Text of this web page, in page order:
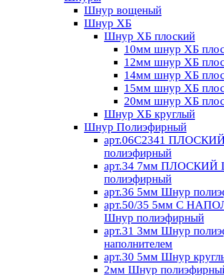
Шнур вощеный
Шнур ХБ
Шнур ХБ плоский
10мм шнур ХБ
12мм шнур ХБ
14мм шнур ХБ
15мм шнур ХБ
20мм шнур ХБ
Шнур ХБ круглый
Шнур Полиэфирный
арт.06С2341
полиэфирный
арт.34 7мм ПЛОСКИЙ
полиэфирный
арт.36 5мм Шнур
арт.50/35 5мм С
Шнур полиэфирный
арт.31 3мм Шнур
наполнителем
арт.30 5мм Шнур
2мм Шнур